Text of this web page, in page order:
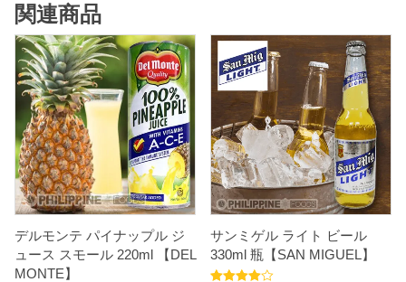
個
ジ
ュ
ー
ス
ウ
ィ
ズ
パ
ル
プ
ス
モ
ー
ル
3
1
関連商品
デルモンテ パイナップル ジ
ュース スモール 220ml 【DEL
MONTE】
サンミゲル ライト ビール
330ml 瓶【SAN MIGUEL】